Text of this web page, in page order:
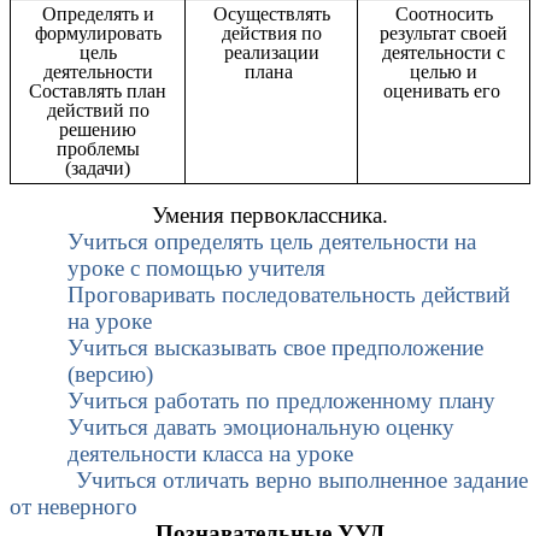
Определять и
формулировать
цель
деятельности
Составлять план
действий по
решению
проблемы
(задачи)
Осуществлять
действия по
реализации
плана
Соотносить
результат своей
деятельности с
целью и
оценивать его
Умения первоклассника.
Учиться определять цель деятельности на
уроке с помощью учителя
Проговаривать последовательность действий
на уроке
Учиться высказывать свое предположение
(версию)
Учиться работать по предложенному плану
Учиться давать эмоциональную оценку
деятельности класса на уроке
Учиться отличать верно выполненное задание
от неверного